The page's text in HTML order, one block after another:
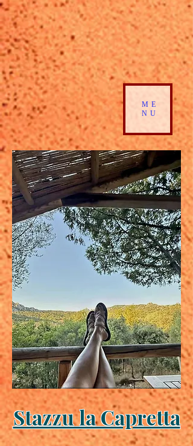
ME
NU
Stazzu la Capretta